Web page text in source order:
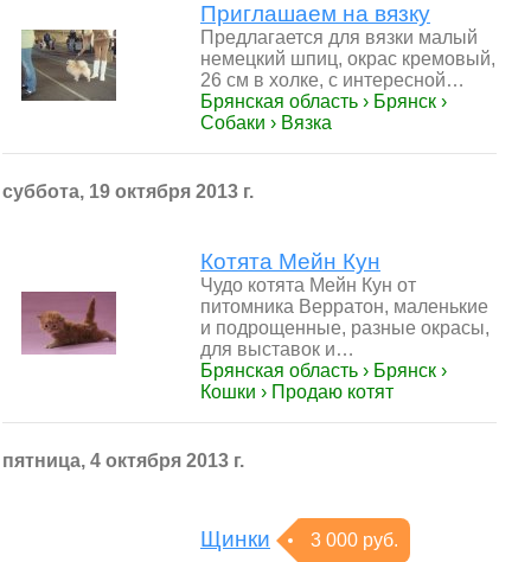
Приглашаем на вязку
Предлагается для вязки малый
немецкий шпиц, окрас кремовый,
26 см в холке, с интересной…
Брянская область › Брянск ›
Собаки › Вязка
суббота, 19 октября 2013 г.
Котята Мейн Кун
Чудо котята Мейн Кун от
питомника Верратон, маленькие
и подрощенные, разные окрасы,
для выставок и…
Брянская область › Брянск ›
Кошки › Продаю котят
пятница, 4 октября 2013 г.
Щинки
3 000 руб.